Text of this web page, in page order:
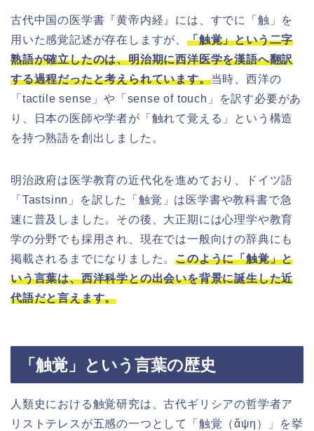
古代中国の医学書『黄帝内経』には、すでに「触」を
用いた感覚記述が存在しますが、 「触覚」という二字
熟語が確立したのは、明治期に西洋医学を漢語へ翻訳
する過程だったと考えられています。当時、西洋の
「tactile sense」や「sense of touch」を訳す必要があ
り、日本の医師や学者が「触れて覚える」という構造
を持つ熟語を創出しました。
明治政府は医学教育の近代化を進めており、ドイツ語
「Tastsinn」を訳した「触覚」は医学書や教科書で急
速に普及しました。その後、大正期には心理学や教育
学の分野でも採用され、現在では一般向けの辞典にも
掲載されるまでになりました。このように「触覚」と
いう言葉は、西洋科学との出会いを背景に誕生した近
代語だと言えます。
「触覚」という言葉の歴史
人類史における触覚研究は、古代ギリシアの哲学者ア
リストテレスが五感の一つとして「触覚（ἅψη）」を挙